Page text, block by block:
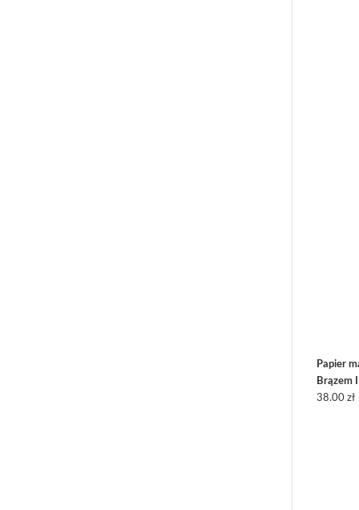
Papier
Brązem II
38.00 zł